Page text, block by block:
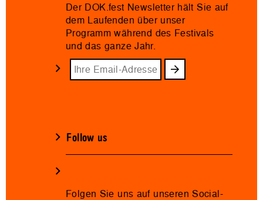
Der DOK.fest Newsletter hält Sie auf
dem Laufenden über unser
Programm während des Festivals
und das ganze Jahr.
Follow us
Folgen Sie uns auf unseren Social-